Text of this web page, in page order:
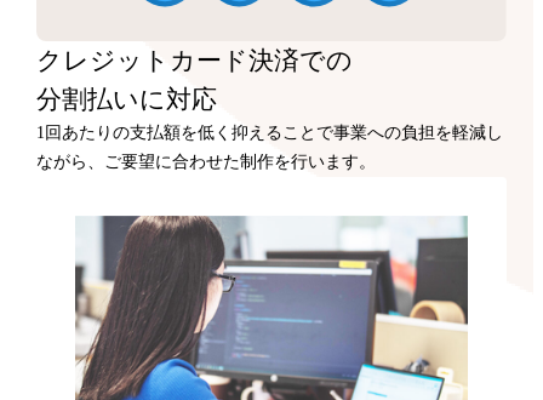
クレジットカード決済での
分割払いに対応
1回あたりの支払額を低く抑えることで事業への負担を軽減し
ながら、ご要望に合わせた制作を行います。